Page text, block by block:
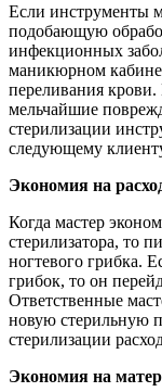
Если инструменты
подобающую
инфекционных
маникюрном
переливания
мельчайшие
стерилизации
следующему
Экономия на
Когда мастер
стерилизатора, то
ногтевого грибка.
грибок, то он
Ответственные
новую стерильную
стерилизации
Экономия на